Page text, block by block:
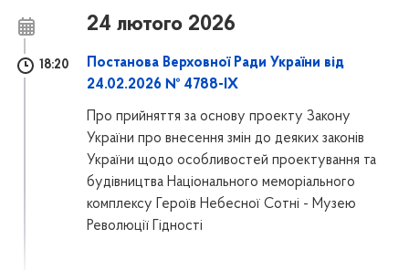
24 лютого 2026
18:20
Постанова Верховної Ради України від
24.02.2026 № 4788-IX
Про прийняття за основу проекту Закону
України про внесення змін до деяких законів
України щодо особливостей проектування та
будівництва Національного меморіального
комплексу Героїв Небесної Сотні - Музею
Революції Гідності